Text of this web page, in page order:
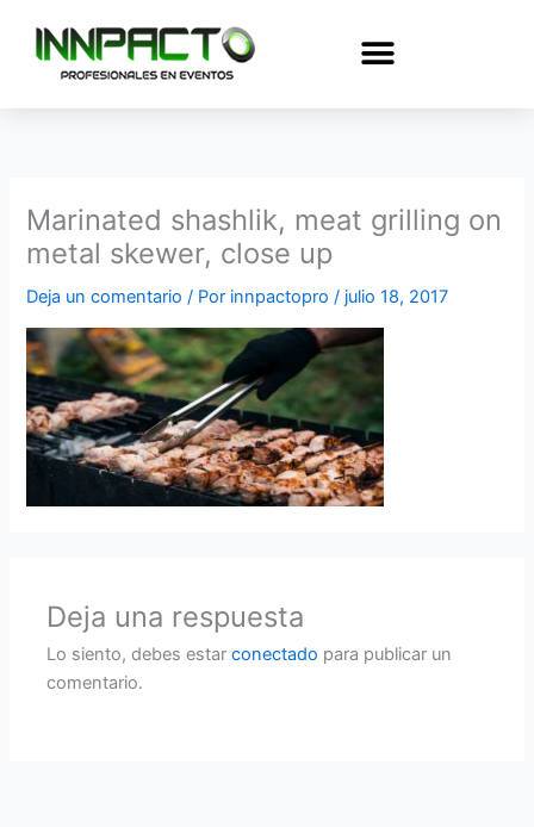
contenido
Marinated shashlik, meat grilling on
metal skewer, close up
Deja un comentario / Por innpactopro/ julio 18, 2017
Deja una respuesta
Lo siento, debes estarconectado para publicar un
comentario.